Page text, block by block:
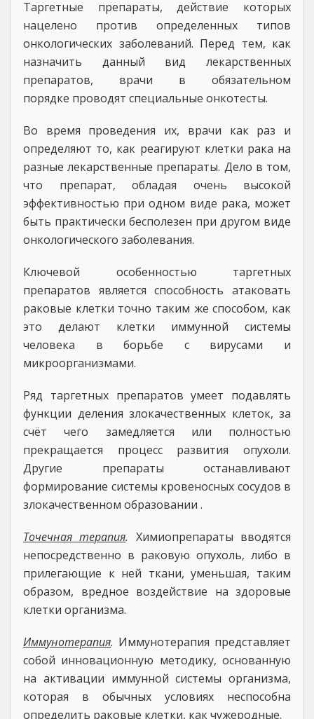
Таргетные препараты, действие которых
нацелено против определенных типов
онкологических заболеваний. Перед тем, как
назначить данный вид лекарственных
препаратов, врачи в обязательном
порядке проводят специальные онкотесты.
Во время проведения их, врачи как раз и
определяют то, как реагируют клетки рака на
разные лекарственные препараты. Дело в том,
что препарат, обладая очень высокой
эффективностью при одном виде рака, может
быть практически бесполезен при другом виде
онкологического заболевания.
Ключевой особенностью таргетных
препаратов является способность атаковать
раковые клетки точно таким же способом, как
это делают клетки иммунной системы
человека в борьбе с вирусами и
микроорганизмами.
Ряд таргетных препаратов умеет подавлять
функции деления злокачественных клеток, за
счёт чего замедляется или полностью
прекращается процесс развития опухоли.
Другие препараты останавливают
формирование системы кровеносных сосудов в
злокачественном образовании .
Точечная терапия. Химиопрепараты вводятся
непосредственно в раковую опухоль, либо в
прилегающие к ней ткани, уменьшая, таким
образом, вредное воздействие на здоровые
клетки организма.
Иммунотерапия. Иммунотерапия представляет
собой инновационную методику, основанную
на активации иммунной системы организма,
которая в обычных условиях неспособна
определить раковые клетки, как чужеродные.